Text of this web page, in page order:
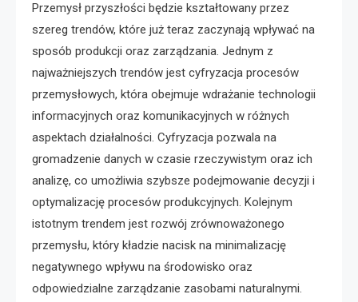
Przemysł przyszłości będzie kształtowany przez
szereg trendów, które już teraz zaczynają wpływać na
sposób produkcji oraz zarządzania. Jednym z
najważniejszych trendów jest cyfryzacja procesów
przemysłowych, która obejmuje wdrażanie technologii
informacyjnych oraz komunikacyjnych w różnych
aspektach działalności. Cyfryzacja pozwala na
gromadzenie danych w czasie rzeczywistym oraz ich
analizę, co umożliwia szybsze podejmowanie decyzji i
optymalizację procesów produkcyjnych. Kolejnym
istotnym trendem jest rozwój zrównoważonego
przemysłu, który kładzie nacisk na minimalizację
negatywnego wpływu na środowisko oraz
odpowiedzialne zarządzanie zasobami naturalnymi.